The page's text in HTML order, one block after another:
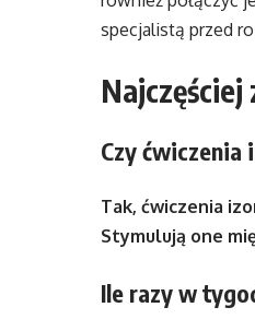
specjalistą przed
Czy ćwiczenia
Tak, ćwiczenia
Stymulują one
Ile razy w